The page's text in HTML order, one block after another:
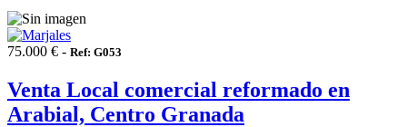
75.000 € - Ref: G053
Venta Local comercial reformado en
Arabial, Centro Granada